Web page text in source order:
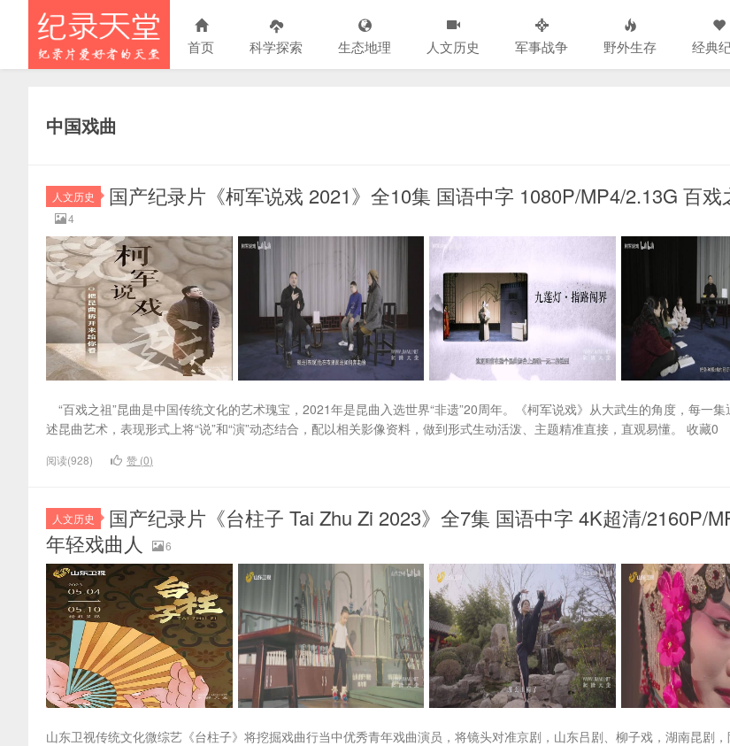
首页 科学探索 生态地理 人文历史 军事战争 野外生存 经典
中国戏曲
人文历史 国产纪录片《柯军说戏 2021》全10集 国语中字 1080P/MP4/2.13G 百戏
4
“百戏之祖”昆曲是中国传统文化的艺术瑰宝，2021年是昆曲入选世界“非遗”20周年。《柯军说戏》从大武生的角度，每一
述昆曲艺术，表现形式上将“说”和“演”动态结合，配以相关影像资料，做到形式生动活泼、主题精准直接，直观易懂。 收藏0
阅读(928) 赞 (0)
人文历史
国产纪录片《台柱子 Tai Zhu Zi 2023》全7集 国语中字 4K超清/2160P/
年轻戏曲人
6
山东卫视传统文化微综艺《台柱子》将挖掘戏曲行当中优秀青年戏曲演员，将镜头对准京剧，山东吕剧、柳子戏，湖南昆剧